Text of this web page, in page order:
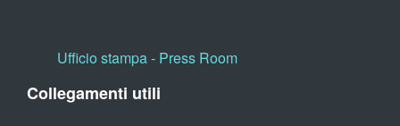
Ufficio stampa - Press Room
Collegamenti utili